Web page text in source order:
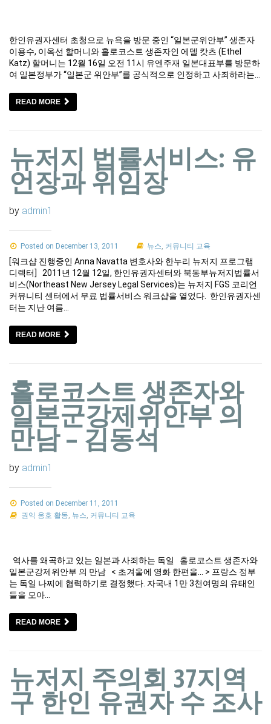
한인유권자센터 초청으로 뉴욕을 방문 중인 “일본군위안부” 생존자
이용수, 이옥선 할머니와 홀로코스트 생존자인 에델 캇츠 (Ethel
Katz) 할머니는 12월 16일 오전 11시 유엔주재 일본대표부를 방문하
여 일본정부가 “일본군 위안부”를 공식적으로 인정하고 사죄하라는…
READ MORE
뉴저지 법률서비스: 유
언장과 위임장
by admin1
Posted on December 13, 2011 뉴스, 커뮤니티 교육
[워크샵 진행중인 Anna Navatta 변호사와 한누리 뉴저지 프로그램
디렉터] 2011년 12월 12일, 한인유권자센터와 북동부뉴저지법률서
비스(Northeast New Jersey Legal Services)는 뉴저지 FGS 코리언
커뮤니티 센터에서 무료 법률서비스 워크샵을 열었다. 한인유권자센
터는 지난 여름…
READ MORE
홀로코스트 생존자와
일본군강제위안부 의
만남 – 김동석
by admin1
Posted on December 11, 2011
권익 옹호 활동 뉴스 커뮤니티 교육
역사를 왜곡하고 있는 일본과 사죄하는 독일 홀로코스트 생존자와
일본군강제위안부 의 만남 < 초겨울에 영화 한편을… > 프랑스 정부
는 독일 나찌에 협력하기로 결정했다. 자국내 1만 3천여명의 유태인
들을 모아…
READ MORE
뉴저지 주의회 37지역
구 한인 유권자 수 조사